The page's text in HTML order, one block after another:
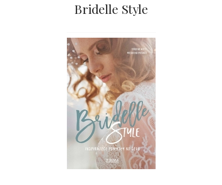
Bridelle Style